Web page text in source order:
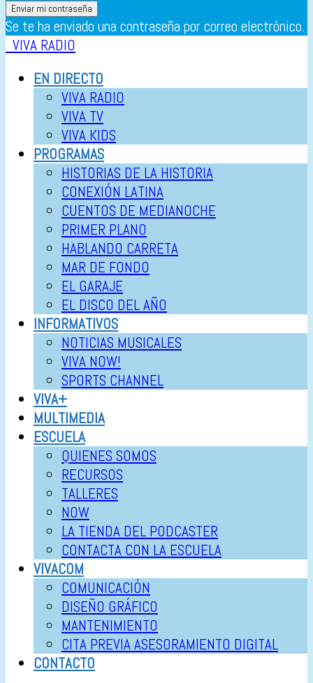
Se te ha enviado una contraseña por correo electrónico.
VIVA RADIO
EN DIRECTO
VIVA RADIO
VIVA TV
VIVA KIDS
PROGRAMAS
HISTORIAS DE LA HISTORIA
CONEXIÓN LATINA
CUENTOS DE MEDIANOCHE
PRIMER PLANO
HABLANDO CARRETA
MAR DE FONDO
EL GARAJE
EL DISCO DEL AÑO
INFORMATIVOS
NOTICIAS MUSICALES
VIVA NOW!
SPORTS CHANNEL
VIVA+
MULTIMEDIA
ESCUELA
QUIENES SOMOS
RECURSOS
TALLERES
NOW
LA TIENDA DEL PODCASTER
CONTACTA CON LA ESCUELA
VIVACOM
COMUNICACIÓN
DISEÑO GRÁFICO
MANTENIMIENTO
CITA PREVIA ASESORAMIENTO DIGITAL
CONTACTO